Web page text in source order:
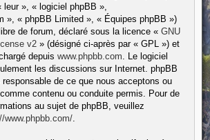
», « logiciel phpBB »,
», « phpBB Limited », « Équipes phpBB »)
de forum, déclaré sous la licence « GNU
v2» (désigné ci-après par « GPL ») et
depuis www.phpbb.com . Le logiciel
les discussions sur Internet. phpBB
responsable de ce que nous acceptons ou
contenu ou conduite permis. Pour de
au sujet de phpBB, veuillez
www.phpbb.com/.